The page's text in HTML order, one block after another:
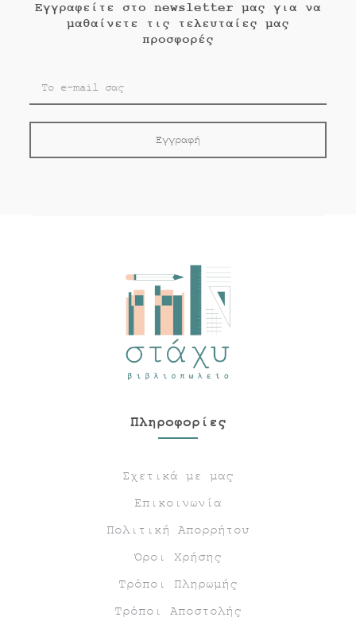
Εγγραφείτε στο newsletter μας για να
μαθαίνετε τις τελευταίες μας
προσφορές
Πληροφορίες
Σχετικά με μας
Επικοινωνία
Πολιτική Απορρήτου
Όροι Χρήσης
Τρόποι Πληρωμής
Τρόποι Αποστολής